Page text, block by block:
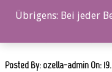
0%
Posted By: ozella-admin On:
Übrigens: Bei jeder